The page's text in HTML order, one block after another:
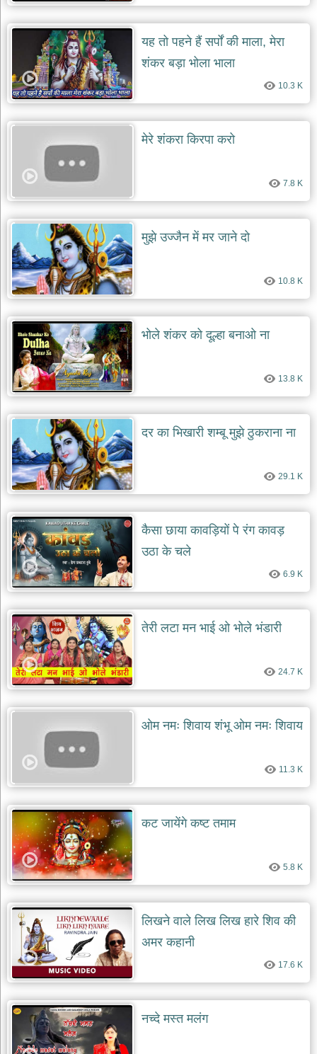
यह तो पहने हैं सर्पों की माला, मेरा
शंकर बड़ा भोला भाला
10.3 K
मेरे शंकरा किरपा करो
7.8 K
मुझे उज्जैन में मर जाने दो
10.8 K
भोले शंकर को दूल्हा बनाओ ना
13.8 K
दर का भिखारी शम्बू मुझे ठुकराना ना
29.1 K
कैसा छाया कावड़ियों पे रंग कावड़
उठा के चले
6.9 K
तेरी लटा मन भाई ओ भोले भंडारी
24.7 K
ओम नमः शिवाय शंभू ओम नमः शिवाय
11.3 K
कट जायेंगे कष्ट तमाम
5.8 K
लिखने वाले लिख लिख हारे शिव की
अमर कहानी
17.6 K
नच्दे मस्त मलंग